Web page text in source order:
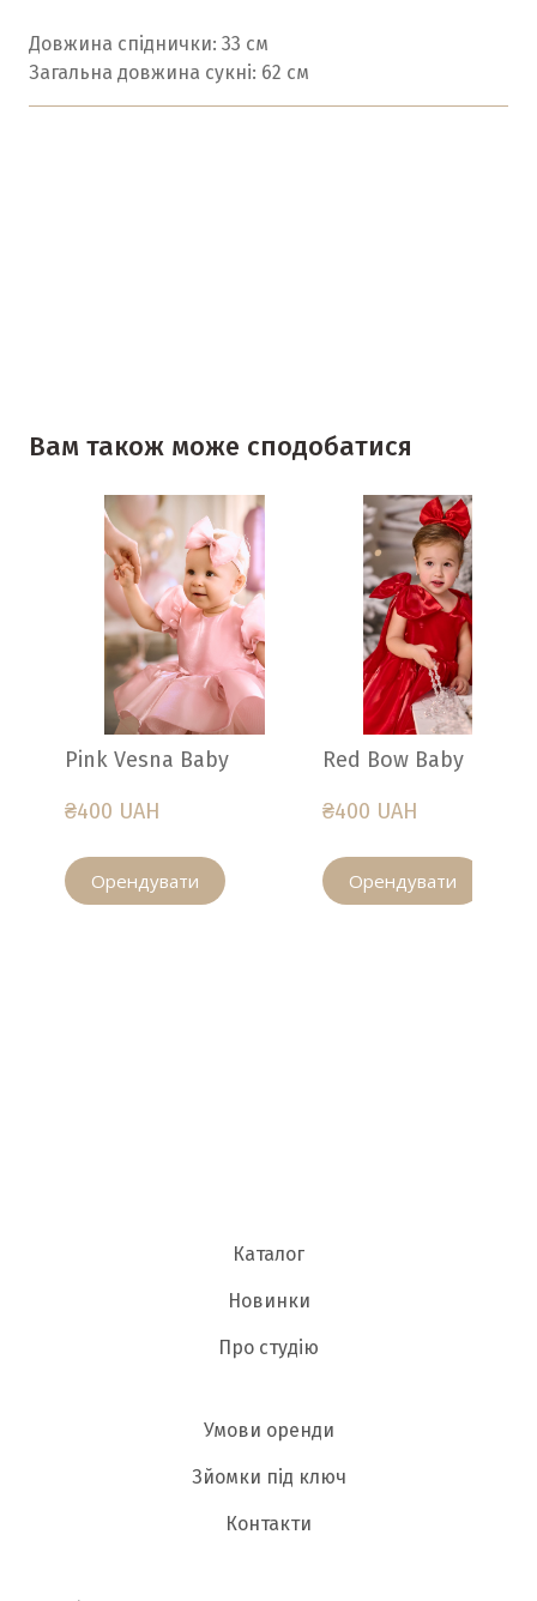
Довжина спіднички: 33 см
Загальна довжина сукні: 62 см
Вам також може сподобатися
Pink Vesna Baby
₴400 UAH
Орендувати
Red Bow Baby
₴400 UAH
Орендувати
Каталог
Новинки
Про студію
Умови оренди
Зйомки під ключ
Контакти